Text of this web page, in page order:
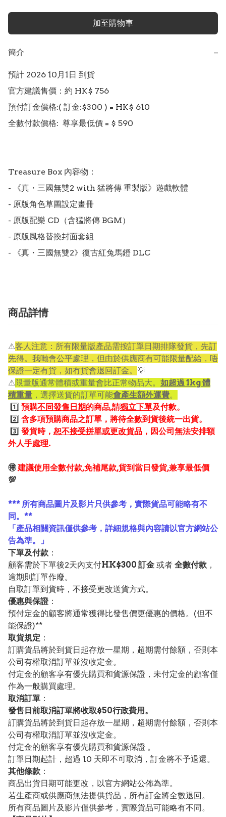
加至購物車
簡介 −
預計 2026 10月1日 到貨
官方建議售價：約 HK$ 756
預付訂金價格:( 訂金:$300 ) = HK$ 610
全數付款價格:  尊享最低價 = $ 590
Treasure Box 內容物：
- 《真・三國無雙2 with 猛將傳 重製版》遊戲軟體
- 原版角色草圖設定畫冊
- 原版配樂 CD（含猛將傳 BGM）
- 原版風格替換封面套組
- 《真・三國無雙2》復古紅兔馬鐙 DLC
商品詳情
⚠客人注意：所有限量版產品需按訂單日期排隊發貨，先訂
先得。我哋會公平處理，但由於供應商有可能限量配給，唔
保證一定有貨，如冇貨會退回訂金。 💡
⚠限量版通常體積或重量會比正常物品大。 如超過 1kg 體
積重量 ，選擇送貨的訂單可能會產生額外運費。
1️⃣ 預購不同發售日期的商品,請獨立下單及付款。
2️⃣ 含多項預購商品之訂單，將待全數到貨後統一出貨。
3️⃣ 發貨時， 恕不接受拼單或更改貨品 ，因公司無法安排額
外人手處理.
🉐建議使用全數付款,免補尾款,貨到當日發貨,兼享最低價
💯
*** 所有商品圖片及影片只供參考，實際貨品可能略有不
同。**
「產品相關資訊僅供參考，詳細規格與內容請以官方網站公
告為準。」
下單及付款 ：
顧客需於下單後2天內支付HK$300 訂金 或者 全數付款 ，
逾期則訂單作廢。
自取訂單到貨時，不接受更改送貨方式。
優惠與保證：
預付定金的顧客將通常獲得比發售價更優惠的價格。(但不
能保證)**
取貨規定 ：
訂購貨品將於到貨日起存放一星期，超期需付餘額，否則本
公司有權取消訂單並沒收定金。
付定金的顧客享有優先購買和貨源保證，未付定金的顧客僅
作為一般購買處理。
取消訂單 ：
發售日前取消訂單將收取$50行政費用。
訂購貨品將於到貨日起存放一星期，超期需付餘額，否則本
公司有權取消訂單並沒收定金。
付定金的顧客享有優先購買和貨源保證 。
訂單日期起計，超過 10 天即不可取消，訂金將不予退還。
其他條款 ：
商品出貨日期可能更改，以官方網站公佈為準。
若生產商或供應商無法提供貨品，所有訂金將全數退回。
所有商品圖片及影片僅供參考，實際貨品可能略有不同。